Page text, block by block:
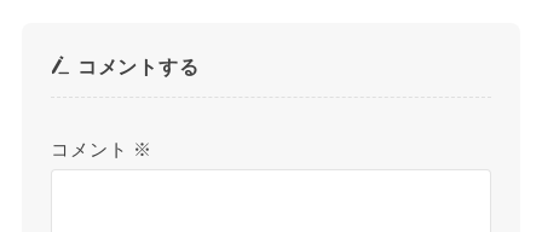
コメントする
コメント ※